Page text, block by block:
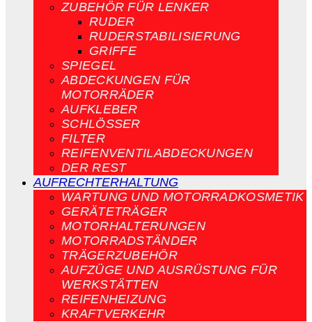
ZUBEHÖR FÜR LENKER
RUDER
RUDERSTABILISIERUNG
GRIFFE
SPIEGEL
ABDECKUNGEN FÜR
MOTORRÄDER
AUFKLEBER
SCHLÖSSER
FILTER
REIFENVENTILABDECKUNGEN
DER REST
AUFRECHTERHALTUNG
WARTUNG UND MOTORRADKOSMETIK
GERÄTETRÄGER
MOTORHALTERUNGEN
MOTORRADSTÄNDER
TRÄGERZUBEHÖR
AUFZÜGE UND AUSRÜSTUNG FÜR
WERKSTÄTTEN
REIFENHEIZUNG
KRAFTVERKEHR